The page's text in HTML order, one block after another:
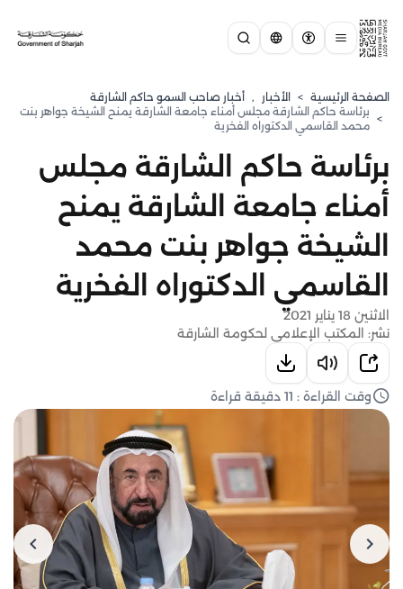
الصفحة الرئيسية > الأخبار , أخبار صاحب السمو حاكم الشارقة
>
برئاسة حاكم الشارقة مجلس أمناء جامعة الشارقة يمنح الشيخة جواهر بنت
محمد القاسمي الدكتوراه الفخرية
برئاسة حاكم الشارقة مجلس
أمناء جامعة الشارقة يمنح
الشيخة جواهر بنت محمد
القاسمي الدكتوراه الفخرية
الاثنين 18 يناير 2021
نشر: المكتب الإعلامي لحكومة الشارقة
وقت القراءة : 11 دقيقة قراءة